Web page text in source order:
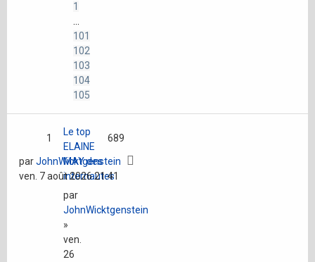
1
101
102
103
104
105
Le top
ELAINE
MAY des
internautes
par
JohnWicktgenstein
»
ven.
26
1 689
parJohnWicktgenstein
ven. 7 août 2026 21:41